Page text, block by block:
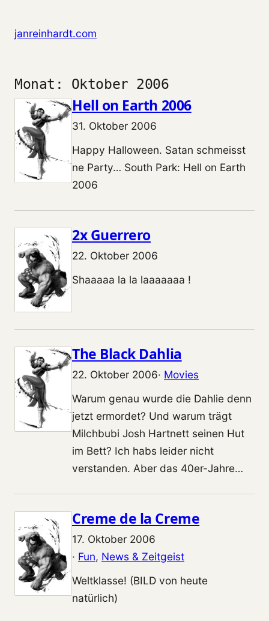
janreinhardt.com
Monat: Oktober 2006
Hell on Earth 2006
31. Oktober 2006
Happy Halloween. Satan schmeisst
ne Party… South Park: Hell on Earth
2006
2x Guerrero
22. Oktober 2006
Shaaaaa la la laaaaaaa !
The Black Dahlia
22. Oktober 2006· Movies
Warum genau wurde die Dahlie denn
jetzt ermordet? Und warum trägt
Milchbubi Josh Hartnett seinen Hut
im Bett? Ich habs leider nicht
verstanden. Aber das 40er-Jahre…
Creme de la Creme
17. Oktober 2006
· Fun, News & Zeitgeist
Weltklasse! (BILD von heute
natürlich)